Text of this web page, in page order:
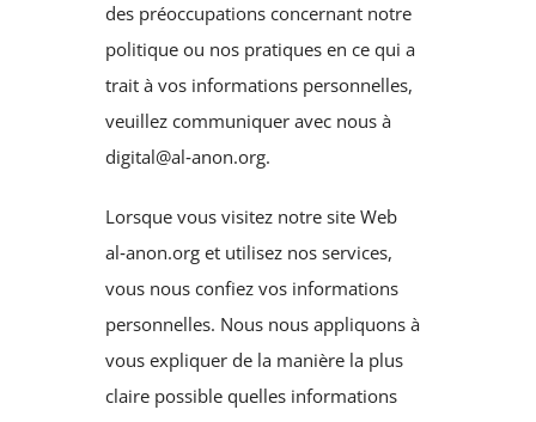
des préoccupations concernant notre
politique ou nos pratiques en ce qui a
trait à vos informations personnelles,
veuillez communiquer avec nous à
digital@al‑anon.org.
Lorsque vous visitez notre site Web
al‑anon.org et utilisez nos services,
vous nous confiez vos informations
personnelles. Nous nous appliquons à
vous expliquer de la manière la plus
claire possible quelles informations